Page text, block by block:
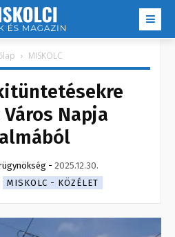
MISKOLC
Napja
- 2025.12.30.
MISKOLC - KÖZÉLET